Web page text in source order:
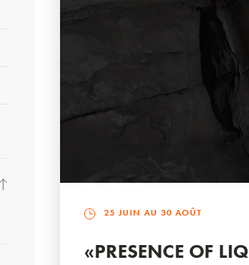
25 JUIN AU 30 AOÛT
«PRESENCE OF